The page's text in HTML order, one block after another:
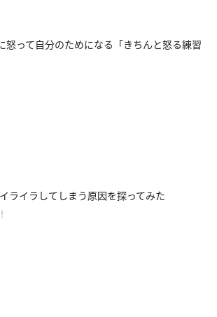
怒って自分のためになる「きちんと怒る練習
イラしてしまう原因を探ってみた